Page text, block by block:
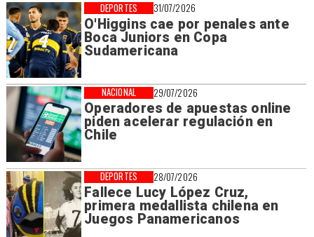
31/07/2026
O'Higgins cae por penales ante
Boca Juniors en Copa
Sudamericana
DEPORTES
29/07/2026
Operadores de apuestas online
piden acelerar regulación en
Chile
NACIONAL
28/07/2026
Fallece Lucy López Cruz,
primera medallista chilena en
Juegos Panamericanos
DEPORTES